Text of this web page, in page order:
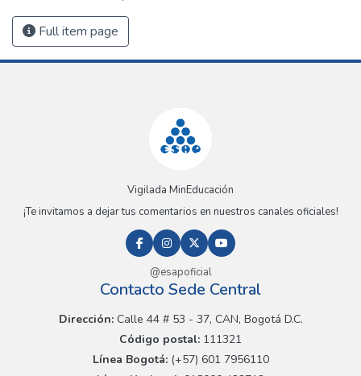
Full item page
Vigilada MinEducación
¡Te invitamos a dejar tus comentarios en nuestros canales oficiales!
@esapoficial
Contacto Sede Central
Dirección:Calle 44 # 53 - 37, CAN, Bogotá D.C.
Código postal: 111321
Línea Bogotá:(+57) 601 7956110